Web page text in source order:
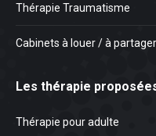
Thérapie Traumatisme
Cabinets à louer / à partager
Les thérapie
Thérapie pour adulte